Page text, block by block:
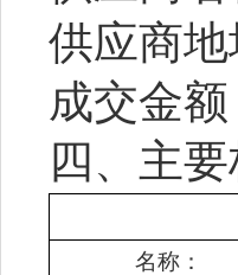
供应商
成交金额
四、主
名称：